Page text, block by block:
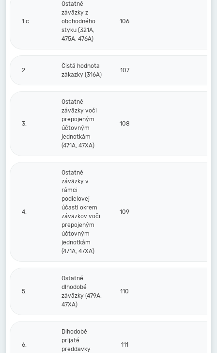
1.c.
Ostatné
záväzky z
obchodného
styku (321A,
475A, 476A)
106
2.
Čistá hodnota
zákazky (316A)
107
3.
Ostatné
záväzky voči
prepojeným
účtovným
jednotkám
(471A, 47XA)
108
4.
Ostatné
záväzky v
rámci
podielovej
účasti okrem
záväzkov voči
prepojeným
účtovným
jednotkám
(471A, 47XA)
109
5.
Ostatné
dlhodobé
záväzky (479A,
47XA)
110
6.
Dlhodobé
prijaté
preddavky
111